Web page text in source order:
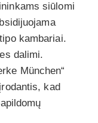
siūlomi
kambariai.
dalimi.
München“
kad